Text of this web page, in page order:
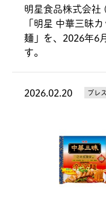
明星食品株式会社
「明星 中華三昧
麺」を、2026年6
す。
2026.02.20 プレ